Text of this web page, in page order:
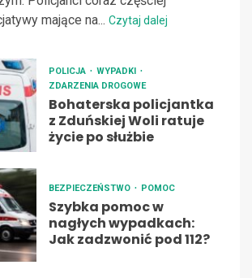
mające na... Czytaj dalej
POLICJA
WYPADKI
ZDARZENIA DROGOWE
Bohaterska policjantka
z Zduńskiej Woli ratuje
życie po służbie
BEZPIECZEŃSTWO POMOC
Szybka pomoc w
nagłych wypadkach:
Jak zadzwonić pod 112?